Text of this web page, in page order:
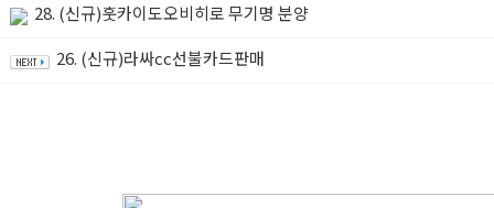
28. (신규)훗카이도오비히로 무기명 분양
26. (신규)라싸cc선불카드판매